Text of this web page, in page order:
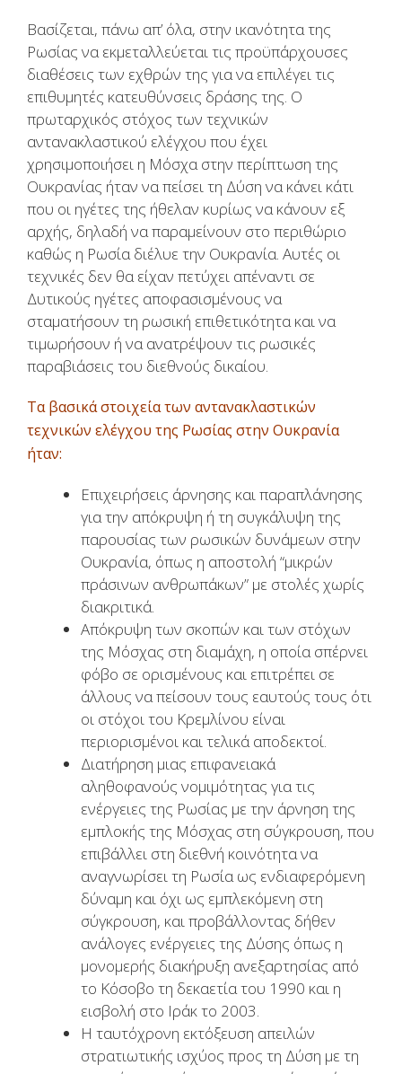
Βασίζεται, πάνω απ’ όλα, στην ικανότητα της
Ρωσίας να εκμεταλλεύεται τις προϋπάρχουσες
διαθέσεις των εχθρών της για να επιλέγει τις
επιθυμητές κατευθύνσεις δράσης της. Ο
πρωταρχικός στόχος των τεχνικών
αντανακλαστικού ελέγχου που έχει
χρησιμοποιήσει η Μόσχα στην περίπτωση της
Ουκρανίας ήταν να πείσει τη Δύση να κάνει κάτι
που οι ηγέτες της ήθελαν κυρίως να κάνουν εξ
αρχής, δηλαδή να παραμείνουν στο περιθώριο
καθώς η Ρωσία διέλυε την Ουκρανία. Αυτές οι
τεχνικές δεν θα είχαν πετύχει απέναντι σε
Δυτικούς ηγέτες αποφασισμένους να
σταματήσουν τη ρωσική επιθετικότητα και να
τιμωρήσουν ή να ανατρέψουν τις ρωσικές
παραβιάσεις του διεθνούς δικαίου.
Τα βασικά στοιχεία των αντανακλαστικών
τεχνικών ελέγχου της Ρωσίας στην Ουκρανία
ήταν:
Επιχειρήσεις άρνησης και παραπλάνησης
για την απόκρυψη ή τη συγκάλυψη της
παρουσίας των ρωσικών δυνάμεων στην
Ουκρανία, όπως η αποστολή “μικρών
πράσινων ανθρωπάκων” με στολές χωρίς
διακριτικά.
Απόκρυψη των σκοπών και των στόχων
της Μόσχας στη διαμάχη, η οποία σπέρνει
φόβο σε ορισμένους και επιτρέπει σε
άλλους να πείσουν τους εαυτούς τους ότι
οι στόχοι του Κρεμλίνου είναι
περιορισμένοι και τελικά αποδεκτοί.
Διατήρηση μιας επιφανειακά
αληθοφανούς νομιμότητας για τις
ενέργειες της Ρωσίας με την άρνηση της
εμπλοκής της Μόσχας στη σύγκρουση, που
επιβάλλει στη διεθνή κοινότητα να
αναγνωρίσει τη Ρωσία ως ενδιαφερόμενη
δύναμη και όχι ως εμπλεκόμενη στη
σύγκρουση, και προβάλλοντας δήθεν
ανάλογες ενέργειες της Δύσης όπως η
μονομερής διακήρυξη ανεξαρτησίας από
το Κόσοβο τη δεκαετία του 1990 και η
εισβολή στο Ιράκ το 2003.
Η ταυτόχρονη εκτόξευση απειλών
στρατιωτικής ισχύος προς τη Δύση με τη